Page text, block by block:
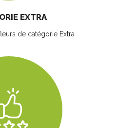
EXTRA
de catégorie Extra